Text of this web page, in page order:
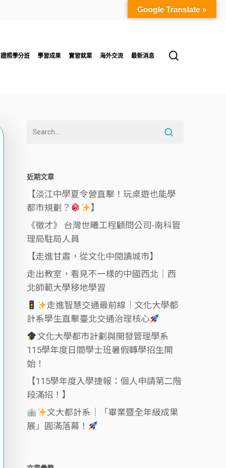
證照學分班 學習成果 實習就業 海外交流 最新消息
近期文章
【淡江中學夏令營直擊！玩桌遊也能學
都市規劃？
】
《徵才》 台灣世曦工程顧問公司-南科管
理局駐局人員
【走進甘肅，從文化中閱讀城市】
走出教室，看見不一樣的中國西北｜西
北師範大學移地學習
走進智慧交通最前線｜文化大學都
計系學生直擊臺北交通治理核心
文化大學都市計劃與開發管理學系
115學年度日間學士班暑假轉學招生開
始！
【115學年度入學捷報：個人申請第二階
段滿招！】
文大都計系｜「畢業暨全年級成果
展」圓滿落幕！
Google Translate »